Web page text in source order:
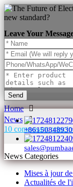
Leave Your
Send
Home
News
10 composant
News Categories
Mises à jour
Actualités de